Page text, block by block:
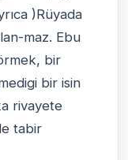
)Rüyada
maz. Ebu
bir
bir isin
rivayete
tabir